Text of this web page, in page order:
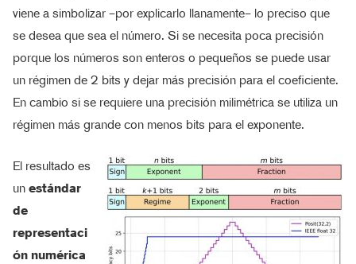
viene a simbolizar –por explicarlo llanamente– lo preciso que
se desea que sea el número. Si se necesita poca precisión
porque los números son enteros o pequeños se puede usar
un régimen de 2 bits y dejar más precisión para el coeficiente.
En cambio si se requiere una precisión milimétrica se utiliza un
régimen más grande con menos bits para el exponente.
El resultado es
un estándar
de
representaci
ón numérica